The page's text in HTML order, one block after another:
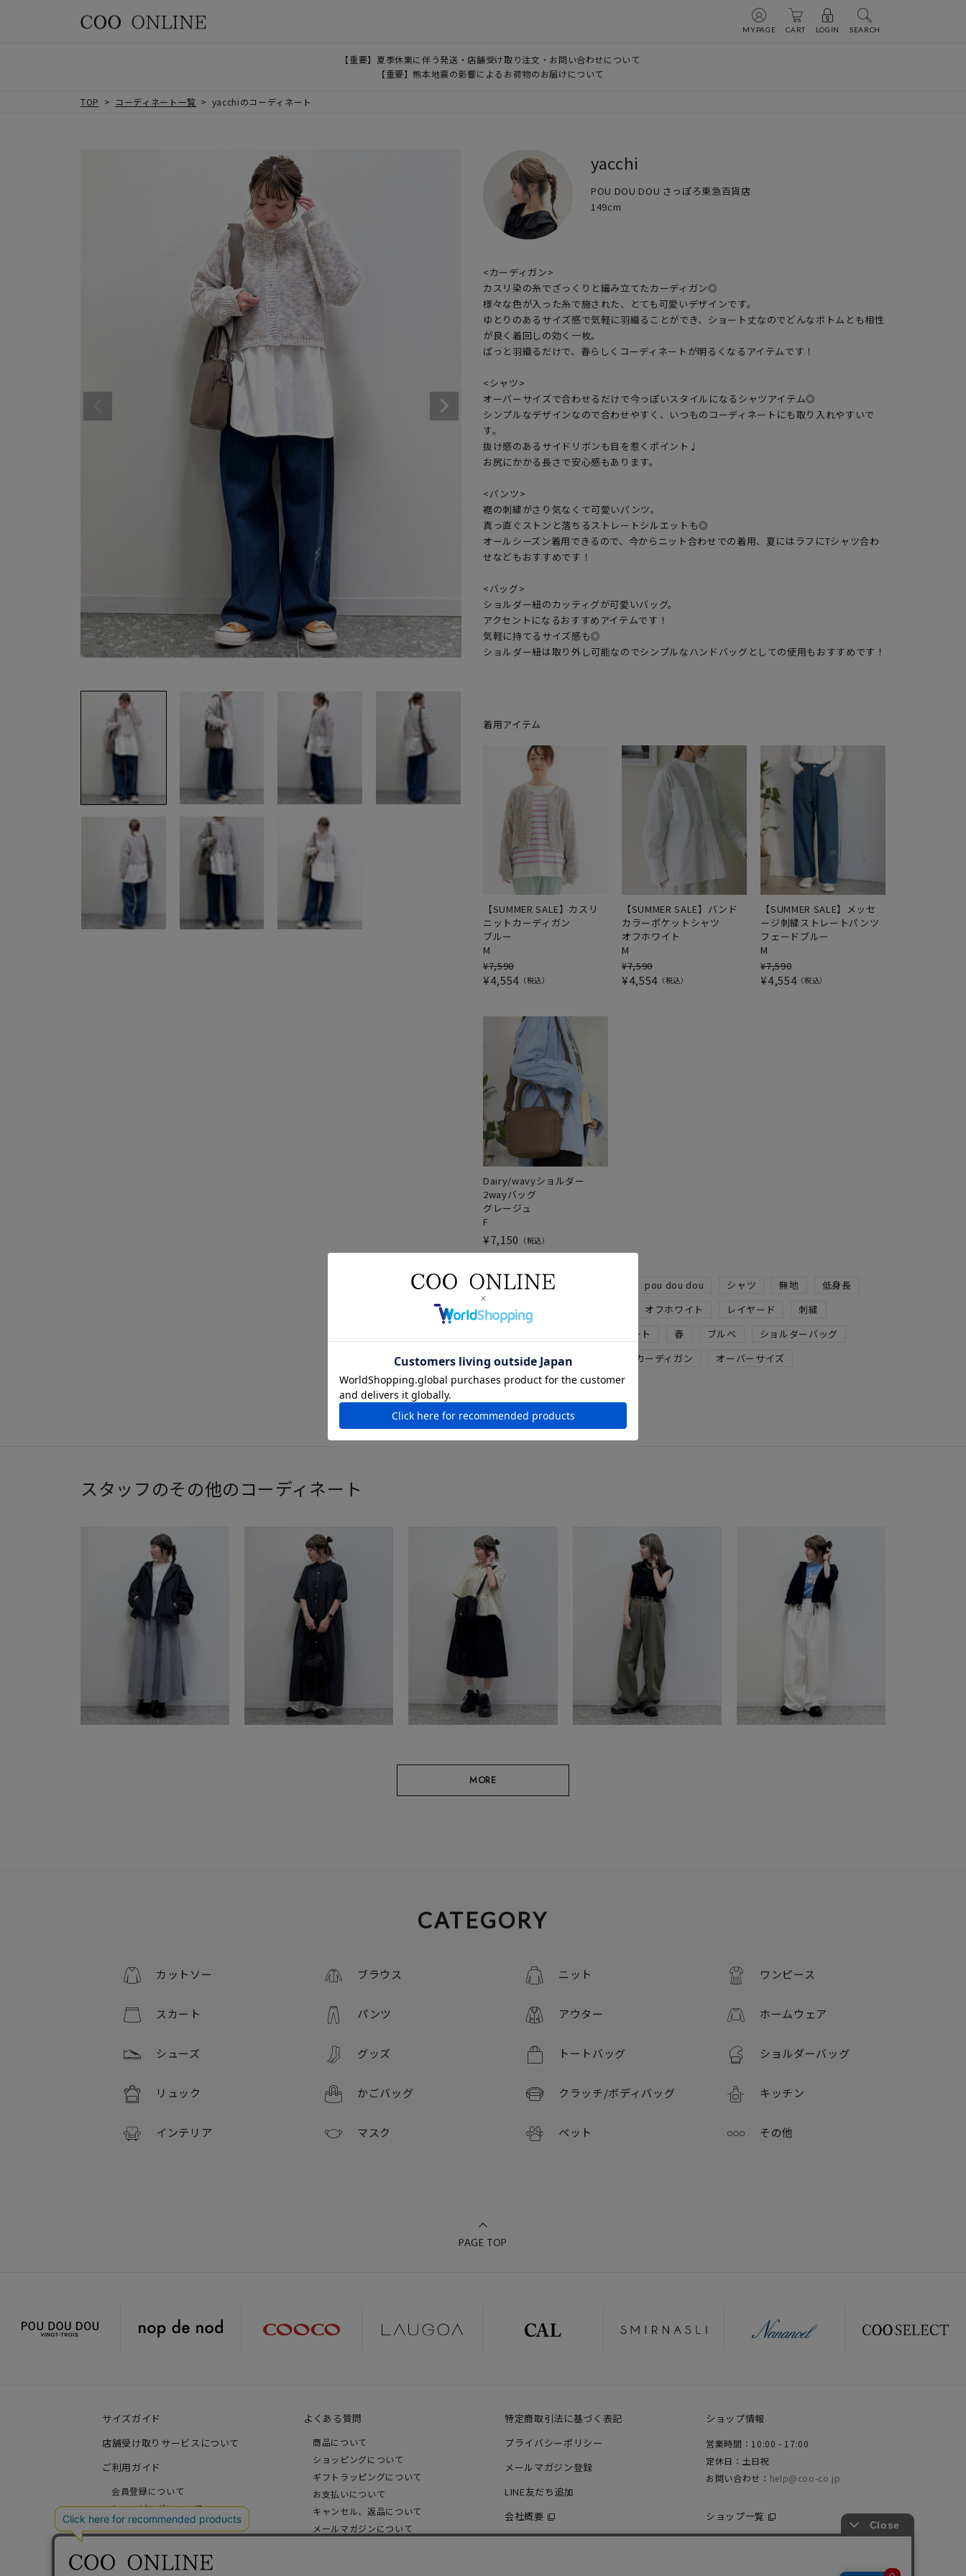
MYPAGE CART LOGIN SEARCH
【重要】夏季休業に伴う発送・店舗受け取り注文・お問い合わせについて
【重要】熊本地震の影響によるお荷物のお届けについて
TOP コーディネート一覧 yacchiのコーディネート
yacchi
POU DOU DOU さっぽろ東急百貨店
149cm
<カーディガン>
カスリ染の糸でざっくりと編み立てたカーディガン◎
様々な色が入った糸で施された、とても可愛いデザインです。
ゆとりのあるサイズ感で気軽に羽織ることができ、ショート丈なのでどんなボトムとも相性
が良く着回しの効く一枚。
ぱっと羽織るだけで、春らしくコーディネートが明るくなるアイテムです！
<シャツ>
オーバーサイズで合わせるだけで今っぽいスタイルになるシャツアイテム◎
シンプルなデザインなので合わせやすく、いつものコーディネートにも取り入れやすいで
す。
抜け感のあるサイドリボンも目を惹くポイント♩
お尻にかかる長さで安心感もあります。
<パンツ>
裾の刺繍がさり気なくて可愛いパンツ。
真っ直ぐストンと落ちるストレートシルエットも◎
オールシーズン着用できるので、今からニット合わせでの着用、夏にはラフにTシャツ合わ
せなどもおすすめです！
<バッグ>
ショルダー紐のカッティグが可愛いバッグ。
アクセントになるおすすめアイテムです！
気軽に持てるサイズ感も◎
着用アイテム
【SUMMER SALE】カスリ
ニットカーディガン
ブルー
M
¥7,590
¥4,554 税込
【SUMMER SALE】バンド
カラーポケットシャツ
オフホワイト
M
¥7,590
¥4,554 税込
【SUMMER SALE】メッセ
ージ刺繍ストレートパンツ
フェードブルー
M
¥7,590
¥4,554 税込
Dairy/wavyショルダー
2wayバッグ
グレージュ
F
¥7,150 税込
パンツ カジュアルコーデ pou dou dou シャツ 無地
低身長
ブルー
オフホワイト レイヤード
刺繍
骨格ストレート 春 ブルベ
ショルダーバッグ
フェードデニム
カーディガン オーバーサイズ
スタッフのその他のコーディネート
MORE
CATEGORY
カットソー ブラウス ニット ワンピース
スカート パンツ アウター ホームウェア
シューズ グッズ トートバッグ ショルダーバッグ
リュック かごバッグ クラッチ/ボディバッグ キッチン
インテリア マスク ペット その他
PAGE TOP
サイズガイド
店舗受け取りサービスについて
ご利用ガイド
会員登録について
ショッピングについて
お支払い方法について
ギフトラッピングについて
よくある質問
商品について
ショッピングについて
ギフトラッピングについて
お支払いについて
キャンセル、返品について
メールマガジンについて
特定商取引法に基づく表記
プライバシーポリシー
メールマガジン登録
LINE友だち追加
会社概要
ショップ情報
営業時間：10:00 - 17:00
定休日：土日祝
お問い合わせ： help@coo-co.jp
ショップ一覧